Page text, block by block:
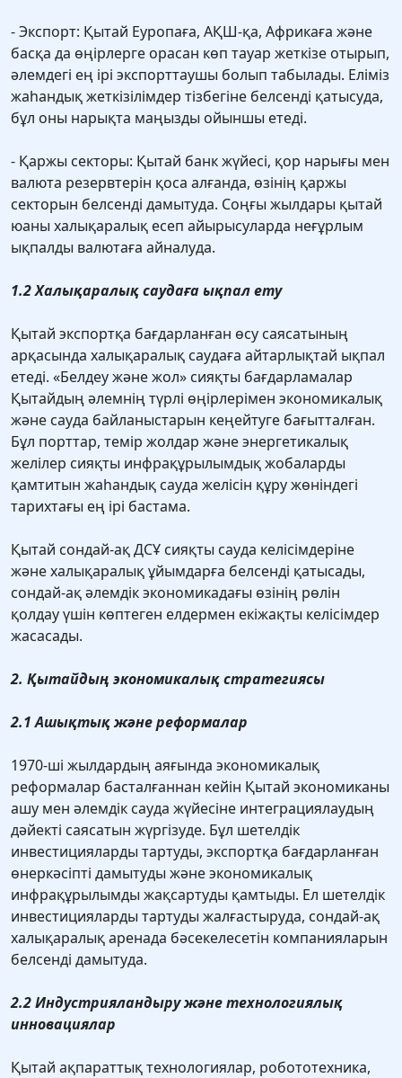
- Экспорт: Қытай Еуропаға, АҚШ-қа, Африкаға және
басқа да өңірлерге орасан көп тауар жеткізе отырып,
әлемдегі ең ірі экспорттаушы болып табылады. Еліміз
жаһандық жеткізілімдер тізбегіне белсенді қатысуда,
бұл оны нарықта маңызды ойыншы етеді.
- Қаржы секторы: Қытай банк жүйесі, қор нарығы мен
валюта резервтерін қоса алғанда, өзінің қаржы
секторын белсенді дамытуда. Соңғы жылдары қытай
юаны халықаралық есеп айырысуларда неғұрлым
ықпалды валютаға айналуда.
1.2 Халықаралық саудаға ықпал ету
Қытай экспортқа бағдарланған өсу саясатының
арқасында халықаралық саудаға айтарлықтай ықпал
етеді. «Белдеу және жол» сияқты бағдарламалар
Қытайдың әлемнің түрлі өңірлерімен экономикалық
және сауда байланыстарын кеңейтуге бағытталған.
Бұл порттар, темір жолдар және энергетикалық
желілер сияқты инфрақұрылымдық жобаларды
қамтитын жаһандық сауда желісін құру жөніндегі
тарихтағы ең ірі бастама.
Қытай сондай-ақ ДСҰ сияқты сауда келісімдеріне
және халықаралық ұйымдарға белсенді қатысады,
сондай-ақ әлемдік экономикадағы өзінің рөлін
қолдау үшін көптеген елдермен екіжақты келісімдер
жасасады.
2. Қытайдың экономикалық стратегиясы
2.1 Ашықтық және реформалар
1970-ші жылдардың аяғында экономикалық
реформалар басталғаннан кейін Қытай экономиканы
ашу мен әлемдік сауда жүйесіне интеграциялаудың
дәйекті саясатын жүргізуде. Бұл шетелдік
инвестицияларды тартуды, экспортқа бағдарланған
өнеркәсіпті дамытуды және экономикалық
инфрақұрылымды жақсартуды қамтыды. Ел шетелдік
инвестицияларды тартуды жалғастыруда, сондай-ақ
халықаралық аренада бәсекелесетін компанияларын
белсенді дамытуда.
2.2 Индустрияландыру және технологиялық
инновациялар
Қытай ақпараттық технологиялар, робототехника,